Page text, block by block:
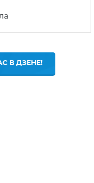
В ДЗЕНЕ!